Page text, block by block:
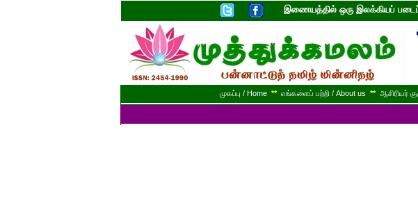
இணையத்தில் ஒரு இலக்கியப்
முகப்பு / Home ** எங்களைப் பற்றி / About us ** ஆசிரியர்